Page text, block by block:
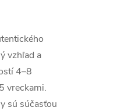
vzhľad a
4–8
vreckami.
sú súčasťou